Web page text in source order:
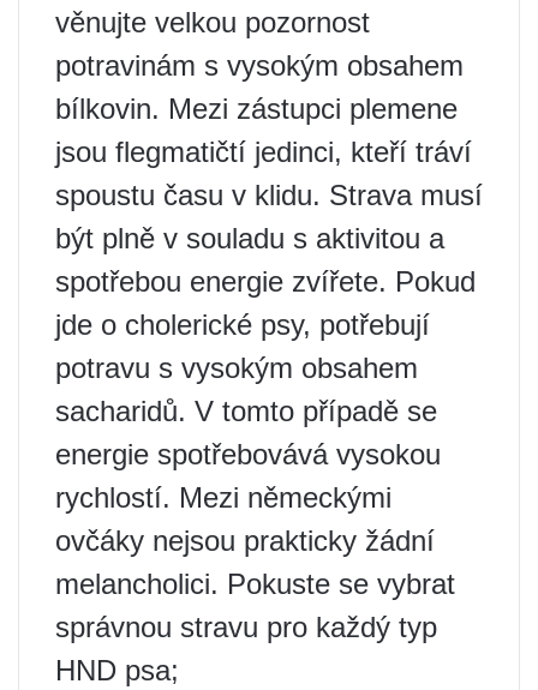
věnujte velkou pozornost
potravinám s vysokým obsahem
bílkovin. Mezi zástupci plemene
jsou flegmatičtí jedinci, kteří tráví
spoustu času v klidu. Strava musí
být plně v souladu s aktivitou a
spotřebou energie zvířete. Pokud
jde o cholerické psy, potřebují
potravu s vysokým obsahem
sacharidů. V tomto případě se
energie spotřebovává vysokou
rychlostí. Mezi německými
ovčáky nejsou prakticky žádní
melancholici. Pokuste se vybrat
správnou stravu pro každý typ
HND psa;